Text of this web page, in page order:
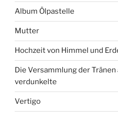
Album Ölpastelle
Mutter
Hochzeit von Himmel und
Die Versammlung der
verdunkelte
Vertigo